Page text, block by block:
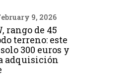
9, 2026
rango de 45
terreno: este
300 euros y
adquisición